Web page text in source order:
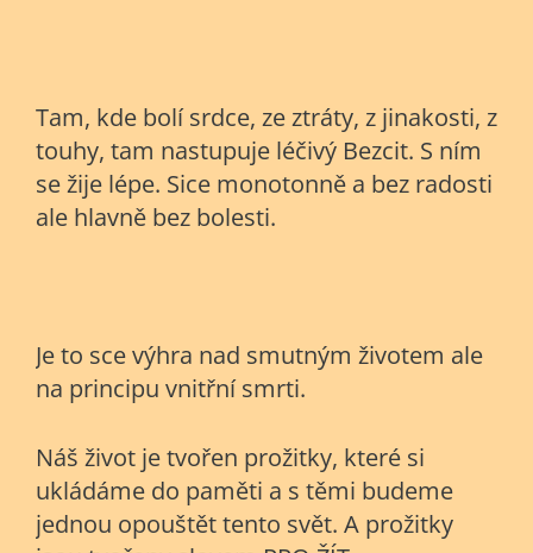
Tam, kde bolí srdce, ze ztráty, z jinakosti, z
touhy, tam nastupuje léčivý Bezcit. S ním
se žije lépe. Sice monotonně a bez radosti
ale hlavně bez bolesti.
Je to sce výhra nad smutným životem ale
na principu vnitřní smrti.
Náš život je tvořen prožitky, které si
ukládáme do paměti a s těmi budeme
jednou opouštět tento svět. A prožitky